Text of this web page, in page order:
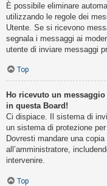
È possibile eliminare
utilizzando le regole dei
Utente. Se si ricevono
segnala i messaggi ai
utente di inviare messaggi
Top
Ho ricevuto un
in questa Board!
Ci dispiace. Il sistema di
un sistema di protezione
Dovresti mandare una
all’amministratore,
intervenire.
Top